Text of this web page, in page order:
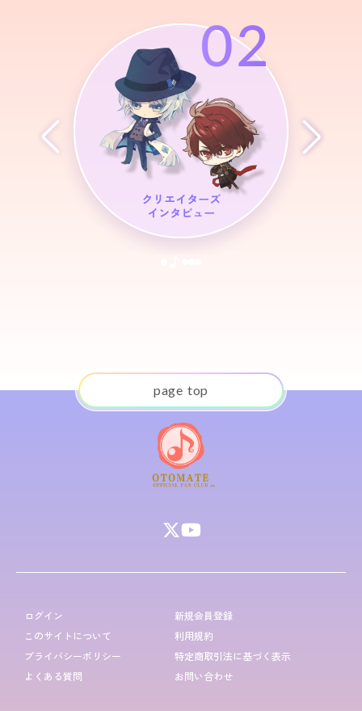
page top
ログイン
新規会員登録
このサイトについて
利用規約
プライバシーポリシー
特定商取引法に基づく表示
よくある質問
お問い合わせ